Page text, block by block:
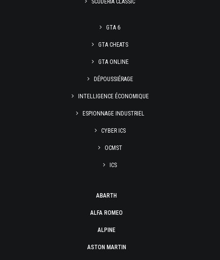
SCUDERIA CLASSIC
GTA 6
GTA CHEATS
GTA ONLINE
DÉPOUSSIÉRAGE
INTELLIGENCE ÉCONOMIQUE
ESPIONNAGE INDUSTRIEL
CYBER ICS
OCMST
ICS
ABARTH
ALFA ROMEO
ALPINE
ASTON MARTIN